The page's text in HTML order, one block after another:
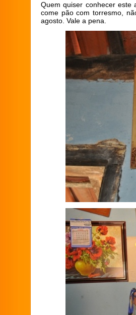
Quem quiser conhecer
come pão com torresmo,
agosto. Vale a pena.